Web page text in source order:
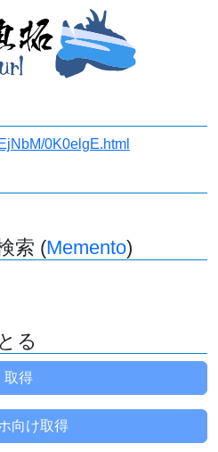
0K0elgE.html
索 (Memento)
る